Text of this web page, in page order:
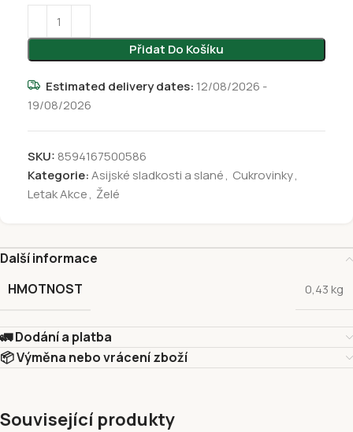
Přidat Do Košíku
Estimated delivery dates: 12/08/2026 -
19/08/2026
SKU: 8594167500586
Kategorie:Asijské sladkosti a slané, Cukrovinky,
Letak Akce, Želé
Další informace
HMOTNOST
0,43 kg
🚛 Dodání a platba
📦 Výměna nebo vrácení zboží
Související produkty